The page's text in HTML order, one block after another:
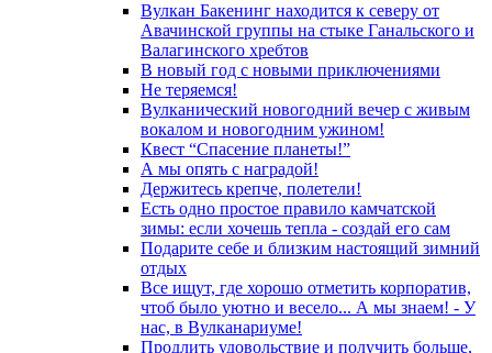
Вулкан Бакенинг находится к северу от
Авачинской группы на стыке Ганальского и
Валагинского хребтов
В новый год с новыми приключениями
Не теряемся!
Вулканический новогодний вечер с живым
вокалом и новогодним ужином!
Квест “Спасение планеты!”
А мы опять с наградой!
Держитесь крепче, полетели!
Есть одно простое правило камчатской
зимы: если хочешь тепла - создай его сам
Подарите себе и близким настоящий зимний
отдых
Все ищут, где хорошо отметить корпоратив,
чтоб было уютно и весело... А мы знаем! - У
нас, в Вулканариуме!
Продлить удовольствие и получить больше,